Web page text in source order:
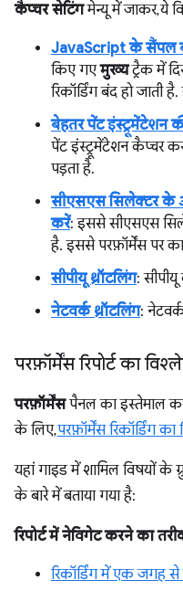
कैप्चर सेटिंगमेन्यू में जाकर, ये
JavaScript के सैंपल
किए गएमुख्यट्रैक में
रिकॉर्डिंग बंद हो
बेहतर पेंट इंस्ट्रूमेंटेशन
पेंट इंस्ट्रूमेंटेशन कैप्चर
पड़ता है.
सीएसएस सिलेक्टर के
करें: इससे सीएसएस
है. इससे परफ़ॉर्मेंस पर
सीपीयू थ्रॉटलिंग:
नेटवर्क थ्रॉटलिंग:
परफ़ॉर्मेंस रिपोर्ट का
परफ़ॉर्मेंसपैनल का इस्तेमाल
के लिए,परफ़ॉर्मेंस रिकॉर्डिंग
यहां गाइड में शामिल विषयों के
के बारे में बताया गया है:
रिपोर्ट में नेविगेट करने का
रिकॉर्डिंग में एक जगह